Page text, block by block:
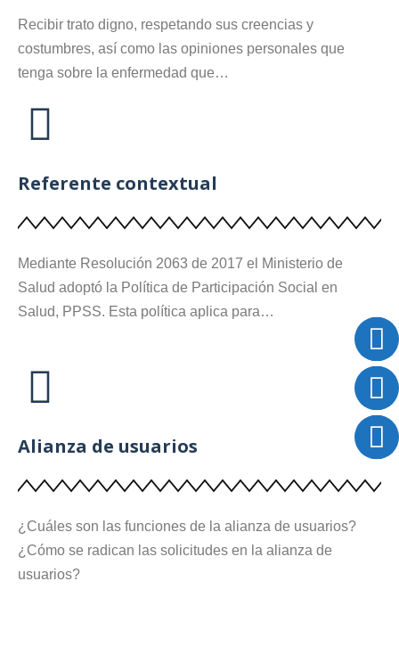
Recibir trato digno, respetando sus creencias y
costumbres, así como las opiniones personales que
tenga sobre la enfermedad que…
Referente contextual
Mediante Resolución 2063 de 2017 el Ministerio de
Salud adoptó la Política de Participación Social en
Salud, PPSS. Esta política aplica para…
Alianza de usuarios
¿Cuáles son las funciones de la alianza de usuarios?
¿Cómo se radican las solicitudes en la alianza de
usuarios?